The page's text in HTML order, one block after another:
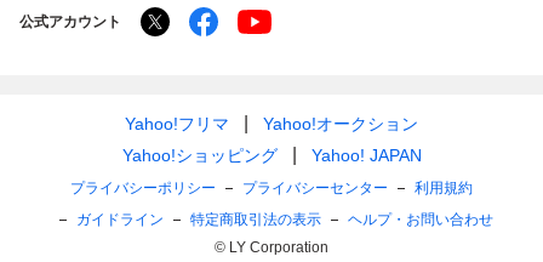
公式アカウント
Yahoo!フリマ
Yahoo!オークション
Yahoo!ショッピング
Yahoo! JAPAN
プライバシーポリシー プライバシーセンター
利用規約
ガイドライン
特定商取引法の表示
ヘルプ・お問い合わせ
© LY Corporation